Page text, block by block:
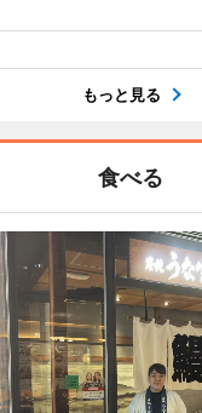
もっと見る
食べる